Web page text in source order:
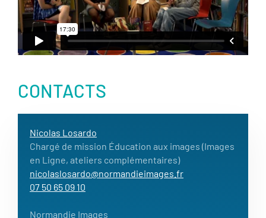
CONTACTS
Nicolas Losardo
Chargé de mission Éducation aux images (Images
en Ligne, ateliers complémentaires)
nicolaslosardo@normandieimages.fr
07 50 65 09 10
Normandie Images